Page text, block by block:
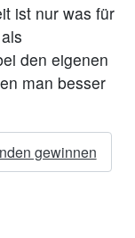
ist nur was für
den eigenen
man besser
gewinnen